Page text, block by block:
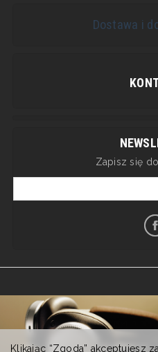
Dostawa i
Zapisz się
Klikając “Zgoda” akceptujesz